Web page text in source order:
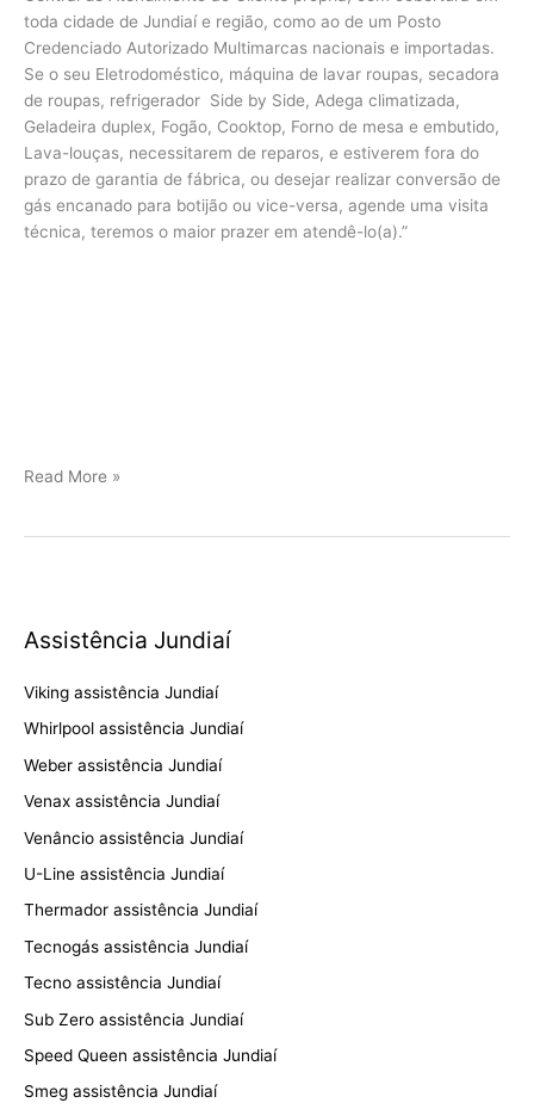
toda cidade de Jundiaí e região, como ao de um Posto
Credenciado Autorizado Multimarcas nacionais e importadas.
Se o seu Eletrodoméstico, máquina de lavar roupas, secadora
de roupas, refrigerador Side by Side, Adega climatizada,
Geladeira duplex, Fogão, Cooktop, Forno de mesa e embutido,
Lava-louças, necessitarem de reparos, e estiverem fora do
prazo de garantia de fábrica, ou desejar realizar conversão de
gás encanado para botijão ou vice-versa, agende uma visita
técnica, teremos o maior prazer em atendê-lo(a).”
Viking
Read More »
Assistência Jundiaí
Viking assistência Jundiaí
Whirlpool assistência Jundiaí
Weber assistência Jundiaí
Venax assistência Jundiaí
Venâncio assistência Jundiaí
U-Line assistência Jundiaí
Thermador assistência Jundiaí
Tecnogás assistência Jundiaí
Tecno assistência Jundiaí
Sub Zero assistência Jundiaí
Speed Queen assistência Jundiaí
Smeg assistência Jundiaí